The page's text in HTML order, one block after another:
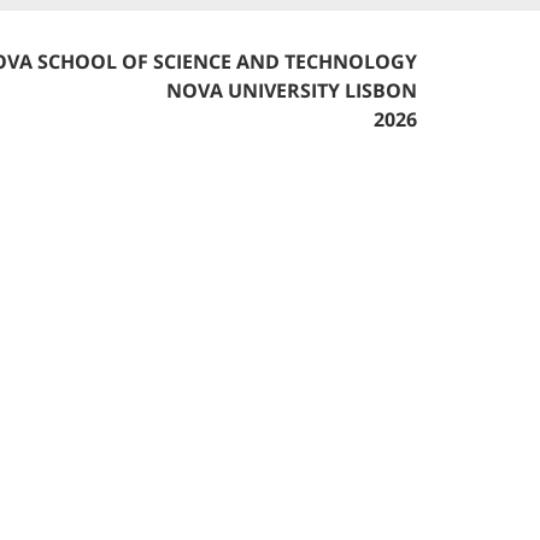
SCHOOL OF SCIENCE AND TECHNOLOGY
NOVA UNIVERSITY LISBON
2026